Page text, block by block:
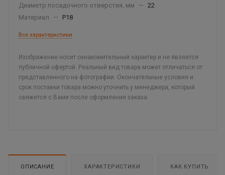
Диаметр посадочного отверстия, мм
— 22
Материал
— Р18
Все характеристики
Изображение носит ознакомительный характер и не является
публичной офертой. Реальный вид товара может отличаться от
представленного на фотографии. Окончательные условия и
срок поставки товара можно уточнить у менеджера, который
свяжется с Вами после оформления заказа.
ОПИСАНИЕ ХАРАКТЕРИСТИКИ КАК КУПИТЬ